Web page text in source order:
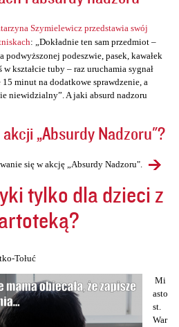
Szymielewicz przedstawia swój
: „Dokładnie ten sam przedmiot –
podwyższonej podeszwie, pasek, kawałek
kształcie tuby – raz uruchamia sygnał
minut na dodatkowe sprawdzenie, a
niewidzialny”. A jaki absurd nadzoru
„Absurdy Nadzoru"?
się w akcję „Absurdy Nadzoru".
tylko dla dzieci z
Tołuć
Mi
asto
st.
War